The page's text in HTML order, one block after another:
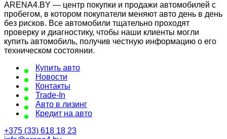
ARENA4.BY — центр покупки и продажи автомобилей с
пробегом, в котором покупатели меняют авто день в день
без рисков. Все автомобили тщательно проходят
проверку и диагностику, чтобы наши клиенты могли
купить автомобиль, получив честную информацию о его
техническом состоянии.
Купить авто
Новости
Контакты
Trade-In
Авто в лизинг
Кредит на авто
+375 (33) 618 18 23